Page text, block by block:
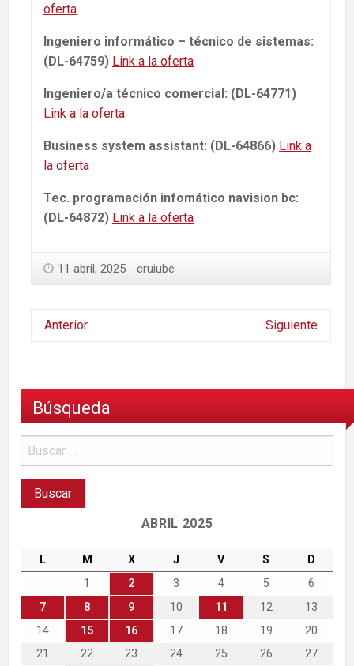
oferta
Ingeniero informático – técnico de sistemas:
(DL-64759) Link a la oferta
Ingeniero/a técnico comercial: (DL-64771)
Link a la oferta
Business system assistant: (DL-64866) Link a
la oferta
Tec. programación infomático navision bc:
(DL-64872) Link a la oferta
11 abril, 2025 cruiube
Anterior Siguiente
Búsqueda
ABRIL 2025
L M X J V S
D
1
2 3 4 5
6
7
8 9 10 11 12
13
14
15 16 17 18 19
20
21
22 23 24 25 26
27